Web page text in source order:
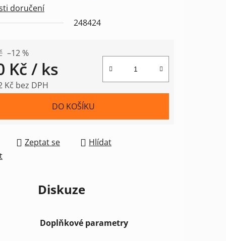
doručení
248424
–12 %
Kč / ks
Kč bez DPH
DO KOŠÍKU
Zeptat se
Hlídat
Diskuze
Doplňkové parametry